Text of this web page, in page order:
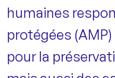
humaines
protégées
pour la